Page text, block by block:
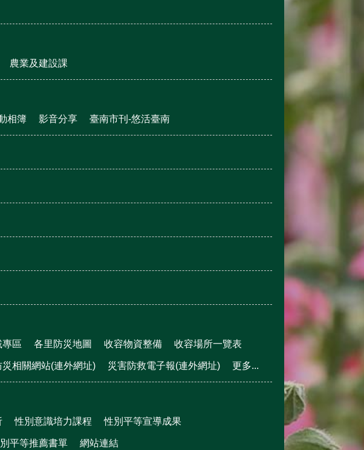
農業及建設課
相簿 影音分享 臺南市刊-悠活臺南
專區 各里防災地圖 收容物資整備 收容場所一覽表
災相關網站(連外網址) 災害防救電子報(連外網址) 更多...
性別意識培力課程 性別平等宣導成果
平等推薦書單 網站連結